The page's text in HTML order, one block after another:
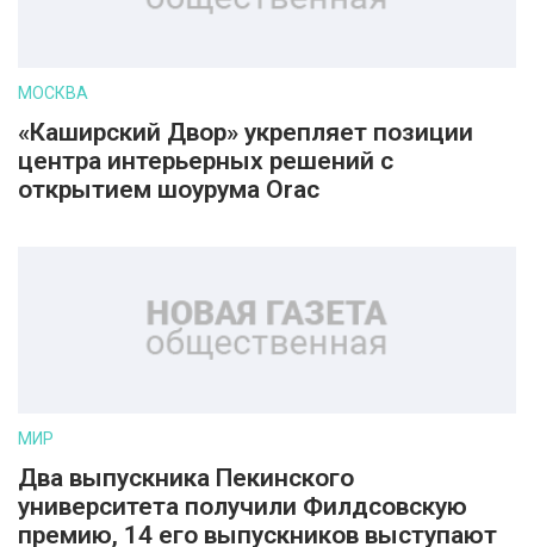
МОСКВА
«Каширский Двор» укрепляет позиции
центра интерьерных решений с
открытием шоурума Orac
МИР
Два выпускника Пекинского
университета получили Филдсовскую
премию, 14 его выпускников выступают